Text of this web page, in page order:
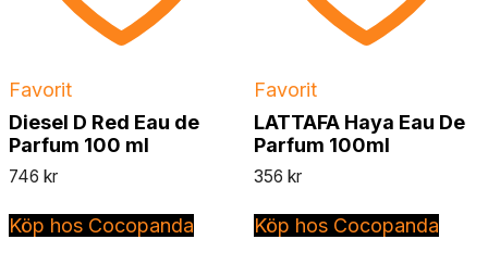
Favorit
Diesel D Red Eau de
Parfum 100 ml
746 kr
Köp hos Cocopanda
Favorit
LATTAFA Haya Eau De
Parfum 100ml
356 kr
Köp hos Cocopanda